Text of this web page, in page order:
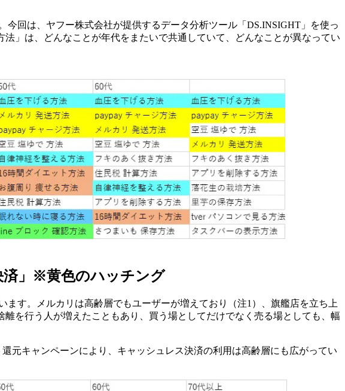
回は、ヤフー株式会社が提供するデータ分析ツール「DS.INSIGHT」を使っ
」は、どんなことが年代をまたいで共通していて、どんなことが異なってい
済」※黄色のハッチング
す。メルカリは高齢層でもユーザーが増えており（注1）、旗艦店を立ち上
を行う人が増えたこともあり、買う場としてだけでなく売る場としても、幅
元キャンペーンにより、キャッシュレス決済の利用は高齢層にも広がってい